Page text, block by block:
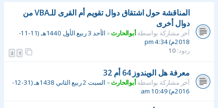
المناقشة حول اشتقاق دوال تقويم أم القرى للـVBA من
دوال أخرى
آخر مشاركة بواسطةأبوالحارث«
الأحد 3 ربيع الأول 1440هـ (11-11-
2018م) 4:34 pm
ردود: 10
1
2
معرفة هل الويندوز 64 أم 32
آخر مشاركة بواسطةأبوالحارث«
السبت 2 ربيع الثاني 1438هـ (31-12-
2016م) 10:49 am